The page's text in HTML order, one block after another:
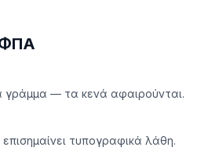
ΦΠΑ
γράμμα — τα κενά αφαιρούνται.
τυπογραφικά λάθη.